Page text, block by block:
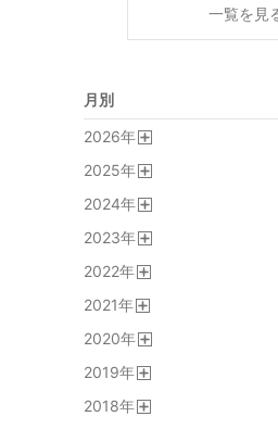
一覧を見
月別
2026年
2025年
2024年
2023年
2022年
2021年
2020年
2019年
2018年